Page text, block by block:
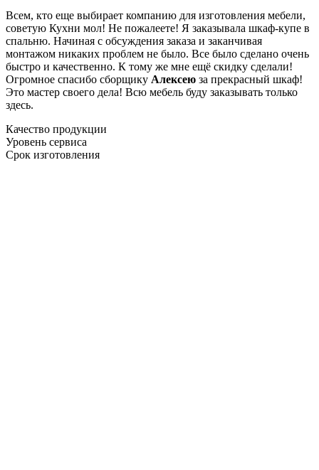
Всем, кто еще выбирает компанию для изготовления мебели,
советую Кухни мол! Не пожалеете! Я заказывала шкаф-купе в
спальню. Начиная с обсуждения заказа и заканчивая
монтажом никаких проблем не было. Все было сделано очень
быстро и качественно. К тому же мне ещё скидку сделали!
Огромное спасибо сборщику Алексею за прекрасный шкаф!
Это мастер своего дела! Всю мебель буду заказывать только
здесь.
Качество продукции
Уровень сервиса
Срок изготовления